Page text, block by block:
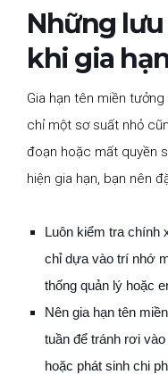
Những
khi gia
Gia hạn tên miền
chỉ một sơ suất nhỏ
đoạn hoặc mất quyền
hiện gia hạn, bạn nên
Luôn kiểm tra chính
chỉ dựa vào trí nhớ
thống quản lý hoặc
Nên gia hạn tên
tuần để tránh rơi
hoặc phát sinh chi